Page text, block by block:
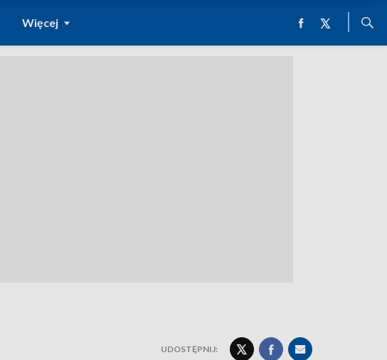
Więcej
UDOSTĘPNIJ: